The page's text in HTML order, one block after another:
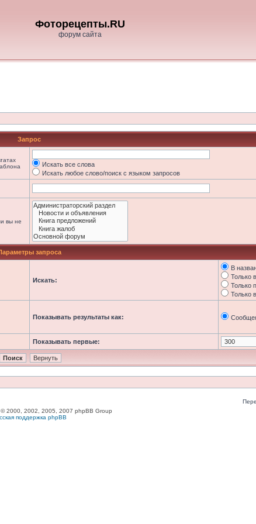
Фоторецепты.RU
форум сайта
Запрос
Искать все слова
Искать любое слово/поиск с языком запросов
вы не
запроса
Искать:
В
Только
Только
Только
Показывать результаты как:
Показывать первые:
© 2000, 2002, 2005, 2007 phpBB Group
поддержка phpBB